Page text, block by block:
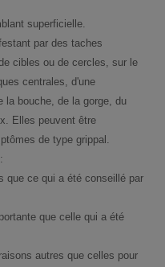
superficielle.
par des taches
cibles ou de cercles, sur le
centrales, d'une
la bouche, de la gorge, du
Elles peuvent être
de type grippal.
que ce qui a été conseillé par
que celle qui a été
autres que celles pour